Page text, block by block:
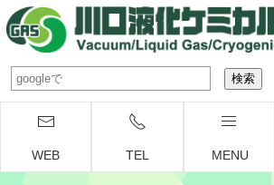
WEB TEL MENU